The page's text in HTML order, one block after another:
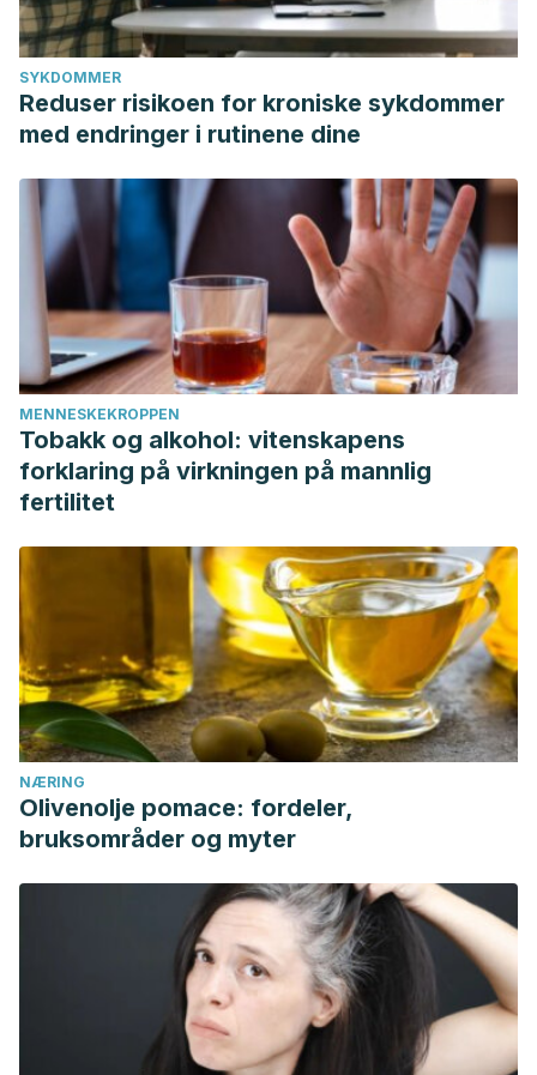
SYKDOMMER
Reduser risikoen for kroniske sykdommer
med endringer i rutinene dine
MENNESKEKROPPEN
Tobakk og alkohol: vitenskapens
forklaring på virkningen på mannlig
fertilitet
NÆRING
Olivenolje pomace: fordeler,
bruksområder og myter